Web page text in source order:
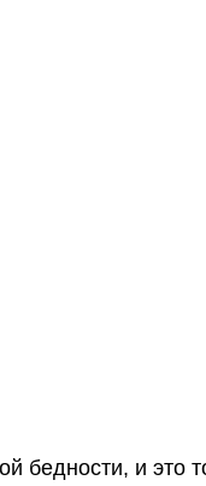
бедности, и это